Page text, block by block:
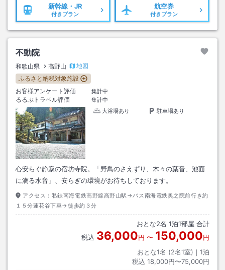
新幹線・JR
付きプラン
航空券
付きプラン
不動院
和歌山県 高野山
地図
ふるさと納税対象施設
お客様アンケート評価
集計中
るるぶトラベル評価
集計中
大浴場あり
駐車場あり
心安らぐ静寂の宿坊寺院。「野鳥のさえずり、木々の葉音、池面
に滴る水音」、安らぎの環境がお待ちしております。
アクセス： 私鉄南海電鉄高野線高野山駅→バス南海電鉄奥之院前行き約
１５分蓮花谷下車→徒歩約３分
おとな2名 1泊1部屋 合計
税込 36,000円 〜 150,000円
おとな1名 (2名1室)｜ 1泊
税込 18,000円〜75,000円